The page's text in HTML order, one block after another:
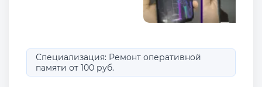
Специализация: Ремонт оперативной
памяти от 100 руб.